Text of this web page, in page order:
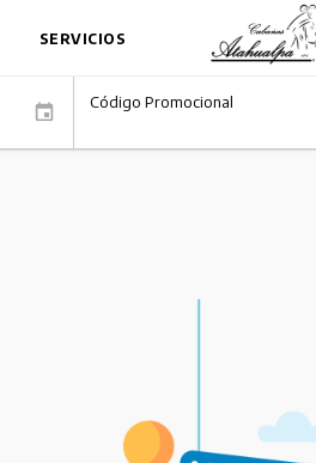
SERVICIOS
Código Promocional